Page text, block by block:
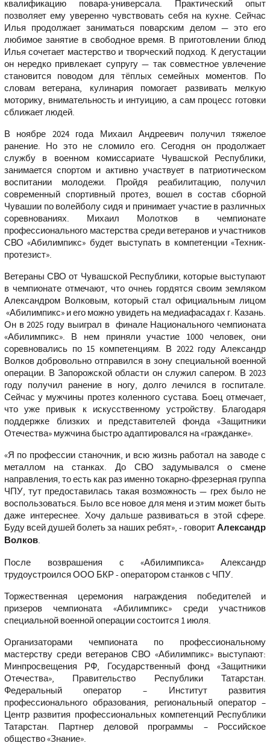
квалификацию повара‑универсала. Практический опыт
позволяет ему уверенно чувствовать себя на кухне. Сейчас
Илья продолжает заниматься поварским делом — это его
любимое занятие в свободное время. В приготовлении блюд
Илья сочетает мастерство и творческий подход. К дегустации
он нередко привлекает супругу — так совместное увлечение
становится поводом для тёплых семейных моментов. По
словам ветерана, кулинария помогает развивать мелкую
моторику, внимательность и интуицию, а сам процесс готовки
сближает людей.
В ноябре 2024 года Михаил Андреевич получил тяжелое
ранение. Но это не сломило его. Сегодня он продолжает
службу в военном комиссариате Чувашской Республики,
занимается спортом и активно участвует в патриотическом
воспитании молодежи. Пройдя реабилитацию, получил
современный спортивный протез, вошел в состав сборной
Чувашии по волейболу сидя и принимает участие в различных
соревнованиях. Михаил Молотков в чемпионате
профессионального мастерства среди ветеранов и участников
СВО «Абилимпикс» будет выступать в компетенции «Техник-
протезист».
Ветераны СВО от Чувашской Республики, которые выступают
в чемпионате отмечают, что очнеь гордятся своим земляком
Александром Волковым, который стал официальным лицом
«Абилимпикс» и его можно увидеть на медиафасадах г. Казань.
Он в 2025 году выиграл в финале Национального чемпионата
«Абилимпикс». В нем приняли участие 1000 человек, они
соревновались по 15 компетенциям. В 2022 году Александр
Волков добровольно отправился в зону специальной военной
операции. В Запорожской области он служил сапером. В 2023
году получил ранение в ногу, долго лечился в госпитале.
Сейчас у мужчины протез коленного сустава. Боец отмечает,
что уже привык к искусственному устройству. Благодаря
поддержке близких и представителей фонда «Защитники
Отечества» мужчина быстро адаптировался на «гражданке».
«Я по профессии станочник, и всю жизнь работал на заводе с
металлом на станках. До СВО задумывался о смене
направления, то есть как раз именно токарно-фрезерная группа
ЧПУ, тут предоставилась такая возможность — грех было не
воспользоваться. Было все новое для меня и этим может быть
даже интереснее. Хочу дальше развиваться в этой сфере.
Буду всей душей болеть за наших ребят», - говоритАлександр
Волков.
После возврашения с «Абилимпикса» Александр
трудоустроился ООО БКР - оператором станков с ЧПУ.
Торжественная церемония награждения победителей и
призеров чемпионата «Абилимпикс» среди участников
специальной военной операции состоится 1 июля.
Организаторами чемпионата по профессиональному
мастерству среди ветеранов СВО «Абилимпикс» выступают:
Минпросвещения РФ, Государственный фонд «Защитники
Отечества», Правительство Республики Татарстан.
Федеральный оператор – Институт развития
профессионального образования, региональный оператор –
Центр развития профессиональных компетенций Республики
Татарстан. Партнер деловой программы – Российское
общество «Знание».